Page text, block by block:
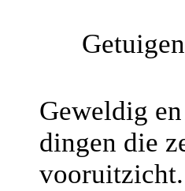
Geweldig
dingen die
vooruitzicht.